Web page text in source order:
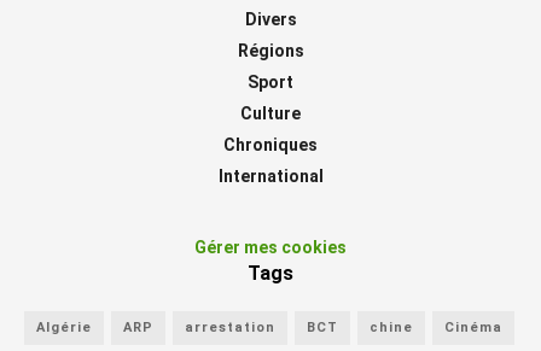
Divers
Régions
Sport
Culture
Chroniques
International
Gérer mes cookies
Tags
Algérie ARP arrestation BCT chine Cinéma